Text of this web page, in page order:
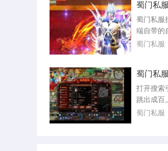
它们便是
法律灰色
里不仅没
账号，丢
蜀门私
蜀门私服
端自带的
刷怪覆盖
里直接按
进入游戏
板。技能
招放在最
蜀门私服
蜀门私
打开搜索
跳出成百
滥造，却
蜀门私服